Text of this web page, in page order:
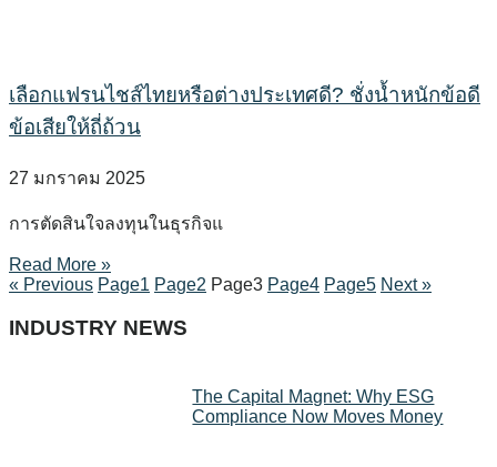
เลือกแฟรนไชส์ไทยหรือต่างประเทศดี? ชั่งน้ำหนักข้อดี
ข้อเสียให้ถี่ถ้วน
27 มกราคม 2025
การตัดสินใจลงทุนในธุรกิจแ
Read More »
« Previous Page1 Page2 Page3 Page4 Page5 Next »
INDUSTRY NEWS
The Capital Magnet: Why ESG
Compliance Now Moves Money